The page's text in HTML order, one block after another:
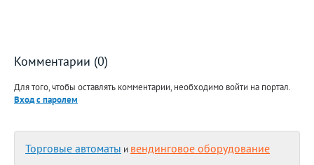
Комментарии (0)
Для того, чтобы оставлять комментарии, необходимо войти на портал.
Вход с паролем
Торговые автоматы и вендинговое оборудование